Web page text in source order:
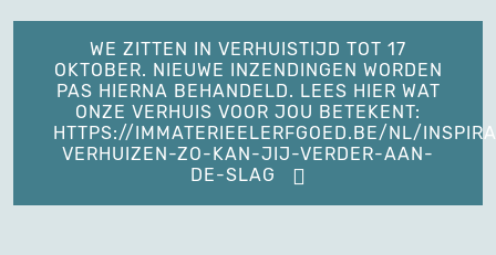
WE ZITTEN IN VERHUISTIJD TOT 17
OKTOBER. NIEUWE INZENDINGEN WORDEN
PAS HIERNA BEHANDELD. LEES HIER WAT
ONZE VERHUIS VOOR JOU BETEKENT:
HTTPS://IMMATERIEELERFGOED.BE/NL/
VERHUIZEN-ZO-KAN-JIJ-VERDER-AAN-
DE-SLAG